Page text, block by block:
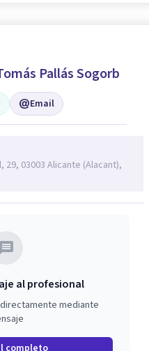
Pallás Sogorb
Email
03003 Alicante (Alacant),
al profesional
mediante
completo